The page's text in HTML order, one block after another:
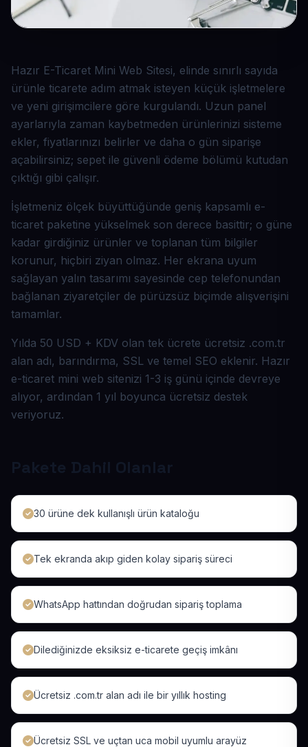
Hazır E-Ticaret Mini Web Sitesi, elinde sınırlı sayıda
ürünle ticarete adım atmak isteyen küçük işletmelere
ve yeni girişimcilere göre kurgulandı. Uzun panel
ayarlarıyla zaman kaybetmeden ürünlerinizi sisteme
ekler, fiyatlarınızı belirler ve daha o gün siparişe
açabilirsiniz; sepet ile güvenli ödeme bölümü kutudan
çıktığı gibi çalışır.
İşletmeniz ölçek büyüttüğünde geniş kapsamlı e-
ticaret paketine yükselmek son derece basittir; o güne
kadar girdiğiniz ürünler ve toplanan tüm bilgiler
korunur, hiçbiri ziyan olmaz. Her ekrana uyum
sağlayan yalın tasarımı sayesinde cep telefonundan
bağlanan ziyaretçiler de pürüzsüz biçimde alışverişini
tamamlar.
Yılda 50 USD + KDV olan tek ücrete ücretsiz .com.tr
alan adı, barındırma, SSL ve temel SEO eklenir. Hazır
e-ticaret mini web sitenizi 1-3 iş günü içinde devreye
alıyor, ardından 1 yıl boyunca ücretsiz destek
veriyoruz.
Pakete Dahil Olanlar
30 ürüne dek kullanışlı ürün kataloğu
Tek ekranda akıp giden kolay sipariş süreci
WhatsApp hattından doğrudan sipariş toplama
Dilediğinizde eksiksiz e-ticarete geçiş imkânı
Ücretsiz .com.tr alan adı ile bir yıllık hosting
Ücretsiz SSL ve uçtan uca mobil uyumlu arayüz